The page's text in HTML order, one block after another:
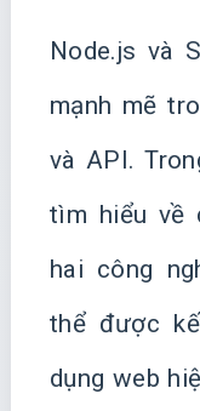
Node.js và
mạnh mẽ
và API.
tìm hiểu về
hai công
thể được
dụng web